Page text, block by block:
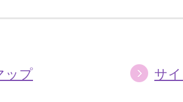
ップ サ